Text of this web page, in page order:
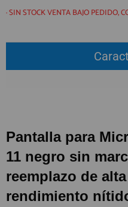
GUÍA DE COMPRA
(+34)912 477
REGISTRO
· SIN STOCK VENTA BAJO PEDIDO,
Pantalla para
11 negro sin
reemplazo de
rendimiento